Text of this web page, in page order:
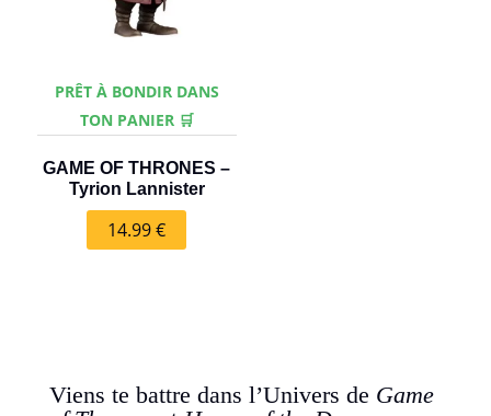
PRÊT À BONDIR DANS
TON PANIER 🛒
GAME OF THRONES –
Tyrion Lannister
14.99€
Viens te battre dans l’Univers de Game